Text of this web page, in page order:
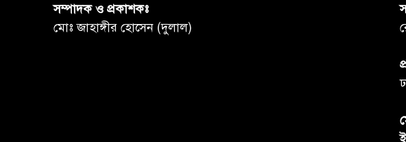
সম্পাদক ও প্রকাশকঃ
মোঃ জাহাঙ্গীর হোসেন (দুলাল)